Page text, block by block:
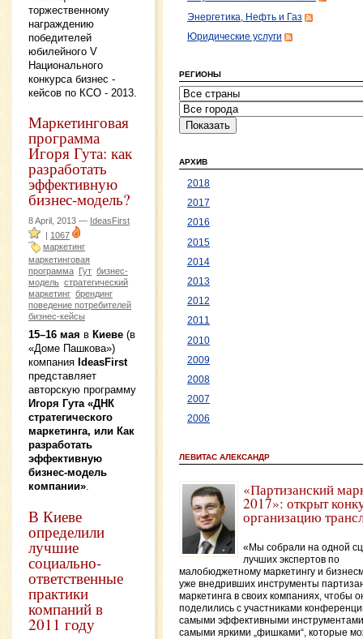
торжественному
награждению
победителей
юбилейного V
Национального
конкурса бизнес -
кейсов по КСО - 2013.
Маркетинговая
программа
Игоря Гута: как
разработать
эффективную
бизнес-модель?
8 April, 2013 — IdeasFirst
1067
маркетинг
маркетинговая
программа
Гут бизнес-
модель стратегический
маркетинг брендинг
поведение потребителей
бизнес-кейсы
15–16 мая в Киеве (в
«Доме Пашкова»)
компания IdeasFirst
представляет
авторскую программу
Игоря Гута «ДНК
стратегического
маркетинга, или Как
разработать
эффективную
бизнес-модель
компании»
В Киеве
определили
лучшие
социально-
ответственные
практики
компаний в
2011 году
Энергетика, Нефть и Газ
Юридические услуги
РЕГИОНЫ
АРХИВ
2018
2017
2016
2015
2014
2013
2012
2011
2010
2009
2008
2007
2006
ЛЕВИТАС АЛЕКСАНДР
«Партизанский
2017»: открыт
организацию
«Мы собрали на одной
лучших экспертов по
малобюджетному маркетингу и
уже внедривших инструменты
маркетинга в своих компаниях, чтобы
поделились с участниками
самыми эффективными
самыми яркими „фишками“, которые